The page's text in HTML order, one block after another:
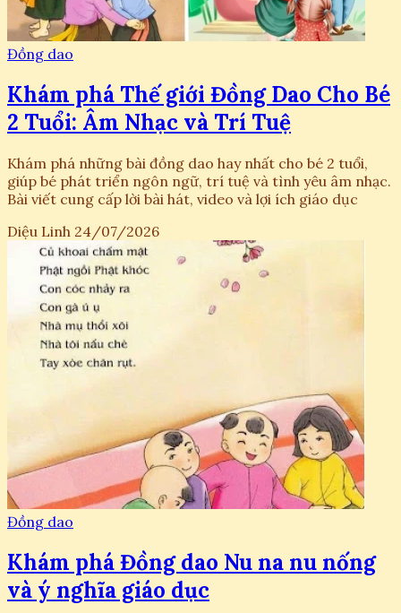
Đồng dao
Khám phá Thế giới Đồng Dao Cho Bé
2 Tuổi: Âm Nhạc và Trí Tuệ
Khám phá những bài đồng dao hay nhất cho bé 2 tuổi,
giúp bé phát triển ngôn ngữ, trí tuệ và tình yêu âm nhạc.
Bài viết cung cấp lời bài hát, video và lợi ích giáo dục
Diệu Linh 24/07/2026
Đồng dao
Khám phá Đồng dao Nu na nu nống
và ý nghĩa giáo dục